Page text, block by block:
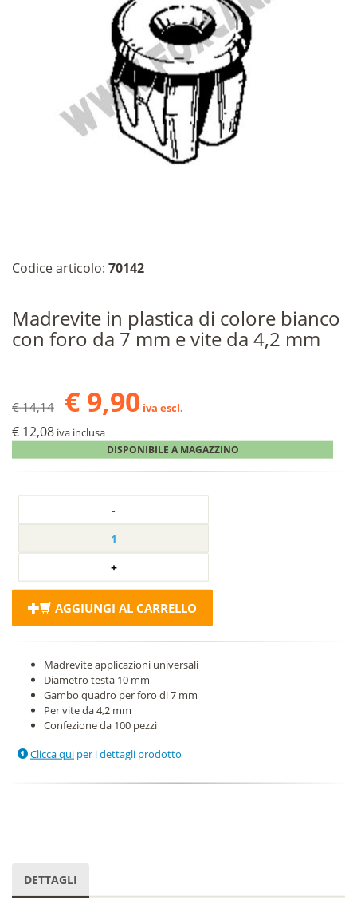
Codice articolo: 70142
Madrevite in plastica di colore bianco
con foro da 7 mm e vite da 4,2 mm
€ 14,14 € 9,90 iva escl.
€ 12,08 iva inclusa
DISPONIBILE A MAGAZZINO
AGGIUNGI AL CARRELLO
Madrevite applicazioni universali
Diametro testa 10 mm
Gambo quadro per foro di 7 mm
Per vite da 4,2 mm
Confezione da 100 pezzi
Clicca qui per i dettagli prodotto
DETTAGLI